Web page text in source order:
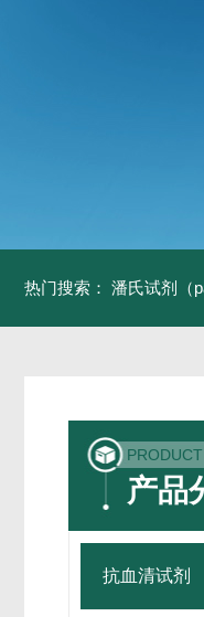
热门搜索： 潘氏试剂（
产品
抗血清试剂